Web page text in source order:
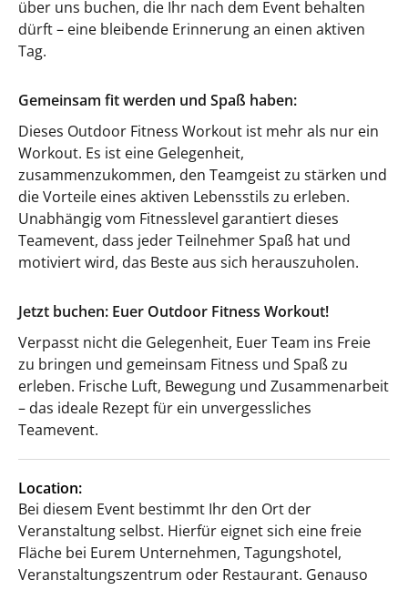
über uns buchen, die Ihr nach dem Event behalten
dürft – eine bleibende Erinnerung an einen aktiven
Tag.
Gemeinsam fit werden und Spaß haben:
Dieses Outdoor Fitness Workout ist mehr als nur ein
Workout. Es ist eine Gelegenheit,
zusammenzukommen, den Teamgeist zu stärken und
die Vorteile eines aktiven Lebensstils zu erleben.
Unabhängig vom Fitnesslevel garantiert dieses
Teamevent, dass jeder Teilnehmer Spaß hat und
motiviert wird, das Beste aus sich herauszuholen.
Jetzt buchen: Euer Outdoor Fitness Workout!
Verpasst nicht die Gelegenheit, Euer Team ins Freie
zu bringen und gemeinsam Fitness und Spaß zu
erleben. Frische Luft, Bewegung und Zusammenarbeit
– das ideale Rezept für ein unvergessliches
Teamevent.
Location:
Bei diesem Event bestimmt Ihr den Ort der
Veranstaltung selbst. Hierfür eignet sich eine freie
Fläche bei Eurem Unternehmen, Tagungshotel,
Veranstaltungszentrum oder Restaurant. Genauso